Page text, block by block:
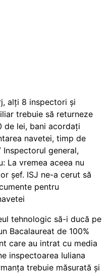
alți 8 inspectori și
trebuie să returneze
de lei, bani acordați
navetei, timp de
Inspectorul general,
La vremea aceea nu
șef. ISJ ne-a cerut să
pentru
tehnologic să-i ducă pe
Bacalaureat de 100%
care au intrat cu media
inspectoarea Iuliana
trebuie măsurată și